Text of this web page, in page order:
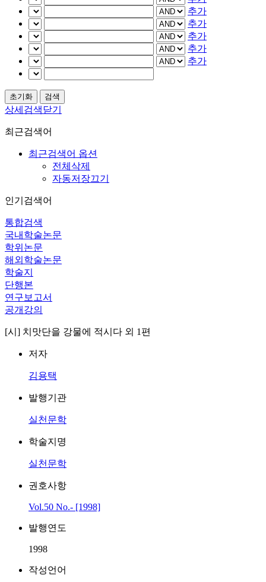
추가
추가
추가
추가
추가
상세검색닫기
최근검색어
최근검색어 옵션
전체삭제
자동저장끄기
인기검색어
통합검색
국내학술논문
학위논문
해외학술논문
학술지
단행본
연구보고서
공개강의
[시] 치맛단을 강물에 적시다 외 1편
저자
김용택
발행기관
실천문학
학술지명
실천문학
권호사항
Vol.50 No.- [1998]
발행연도
1998
작성언어